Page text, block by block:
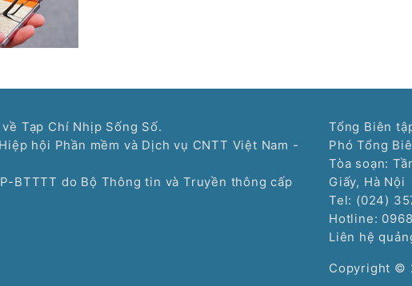
Tạp Chí Nhịp Sống Số.
hội Phần mềm và Dịch vụ CNTT Việt Nam -
BTTTT do Bộ Thông tin và Truyền thông cấp
Tổng Biên
Phó Tổng
Tòa soạn:
Giấy, Hà Nội
Tel: (024)
Hotline:
Liên hệ
Copyright ©